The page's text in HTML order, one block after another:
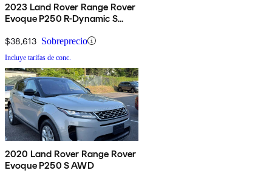
2023 Land Rover Range Rover
Evoque P250 R-Dynamic S
$38,613 Sobreprecio
Incluye tarifas de conc.
2020 Land Rover Range Rover
Evoque P250 S AWD